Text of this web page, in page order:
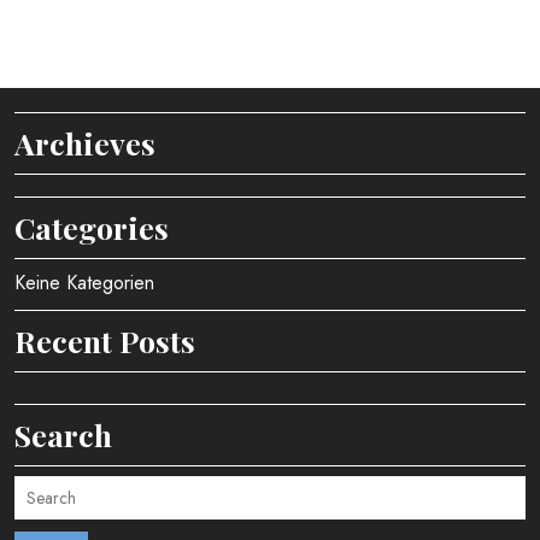
Archieves
Categories
Keine Kategorien
Recent Posts
Search